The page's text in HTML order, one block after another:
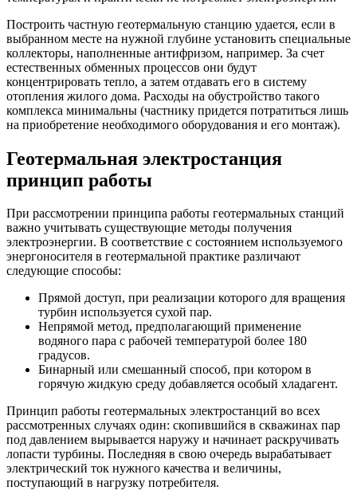
Построить частную геотермальную станцию удается, если в
выбранном месте на нужной глубине установить специальные
коллекторы, наполненные антифризом, например. За счет
естественных обменных процессов они будут
концентрировать тепло, а затем отдавать его в систему
отопления жилого дома. Расходы на обустройство такого
комплекса минимальны (частнику придется потратиться лишь
на приобретение необходимого оборудования и его монтаж).
Геотермальная электростанция
принцип работы
При рассмотрении принципа работы геотермальных станций
важно учитывать существующие методы получения
электроэнергии. В соответствие с состоянием используемого
энергоносителя в геотермальной практике различают
следующие способы:
Прямой доступ, при реализации которого для вращения
турбин используется сухой пар.
Непрямой метод, предполагающий применение
водяного пара с рабочей температурой более 180
градусов.
Бинарный или смешанный способ, при котором в
горячую жидкую среду добавляется особый хладагент.
Принцип работы геотермальных электростанций во всех
рассмотренных случаях один: скопившийся в скважинах пар
под давлением вырывается наружу и начинает раскручивать
лопасти турбины. Последняя в свою очередь вырабатывает
электрический ток нужного качества и величины,
поступающий в нагрузку потребителя.